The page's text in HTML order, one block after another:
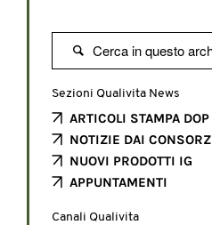

Sezioni Qualivita News
ARTICOLI STAMPA
NOTIZIE DAI
NUOVI PRODOTTI IG
APPUNTAMENTI
Canali Qualivita